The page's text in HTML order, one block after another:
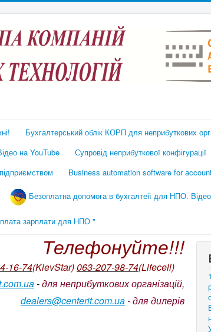
Бухгалтерський облік КОРП для неприбуткових
на YouTube
Супровід неприбуткової конфігурації
Business automation software for
Безоплатна допомога в бухгалтеії для НПО.
зарплати для НПО "
Телефонуйте!!!
16-74(KievStar)063-207-98-74(Lifecell)
-для неприбуткових організацій,
dealers@centerit.com.ua-для дилерів